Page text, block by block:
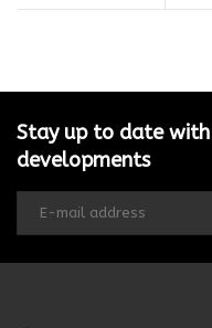
Stay up to date
developments